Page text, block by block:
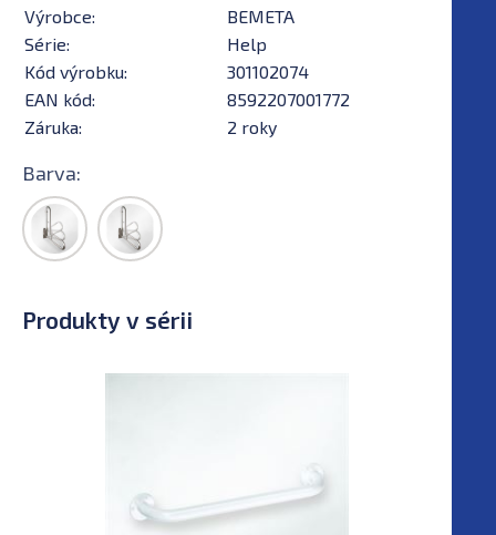
Výrobce:
BEMETA
Série:
Help
Kód výrobku:
301102074
EAN kód:
8592207001772
Záruka:
2 roky
Barva:
Produkty v sérii